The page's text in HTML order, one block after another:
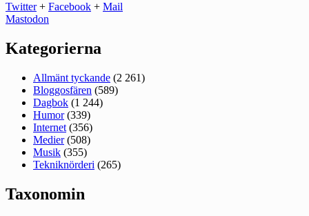
Twitter+ Facebook + Mail
Mastodon
Kategorierna
Allmänt tyckande (2 261)
Bloggosfären (589)
Dagbok (1 244)
Humor(339)
Internet (356)
Medier(508)
Musik (355)
Tekniknörderi (265)
Taxonomin